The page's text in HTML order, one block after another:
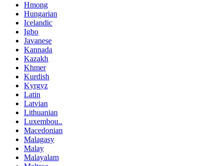
Hmong
Hungarian
Icelandic
Igbo
Javanese
Kannada
Kazakh
Khmer
Kurdish
Kyrgyz
Latin
Latvian
Lithuanian
Luxembou..
Macedonian
Malagasy
Malay
Malayalam